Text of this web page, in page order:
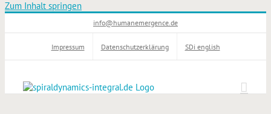
Zum Inhalt springen
info@humanemergence.de
Impressum Datenschutzerklärung SDi english